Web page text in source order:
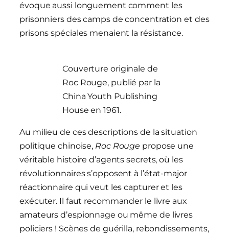
évoque aussi longuement comment les
prisonniers des camps de concentration et des
prisons spéciales menaient la résistance.
Couverture originale de
Roc Rouge, publié par la
China Youth Publishing
House en 1961.
Au milieu de ces descriptions de la situation
politique chinoise, Roc Rouge propose une
véritable histoire d’agents secrets, où les
révolutionnaires s’opposent à l’état-major
réactionnaire qui veut les capturer et les
exécuter. Il faut recommander le livre aux
amateurs d’espionnage ou même de livres
policiers ! Scènes de guérilla, rebondissements,